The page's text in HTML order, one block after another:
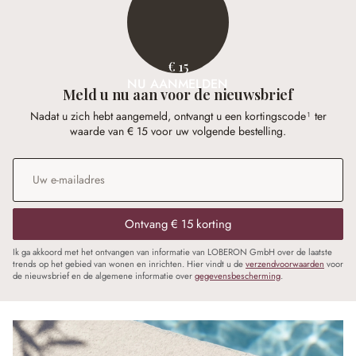
€ 15
NU AANMELDEN
Meld u nu aan voor de nieuwsbrief
Nadat u zich hebt aangemeld, ontvangt u een kortingscode¹ ter
waarde van € 15 voor uw volgende bestelling.
E-mailadres
Ontvang € 15 korting
Ik ga akkoord met het ontvangen van informatie van LOBERON GmbH over de laatste
trends op het gebied van wonen en inrichten. Hier vindt u deverzendvoorwaarden voor
de nieuwsbrief en de algemene informatie overgegevensbescherming.